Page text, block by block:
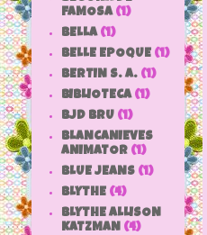
FAMOSA (1)
BELLA (1)
BELLE EPOQUE (1)
BERTIN S. A. (1)
BIBLIOTECA (1)
BJD BRU (1)
BLANCANIEVES
ANIMATOR (1)
BLUE JEANS (1)
BLYTHE (4)
BLYTHE ALLISON
KATZMAN (4)